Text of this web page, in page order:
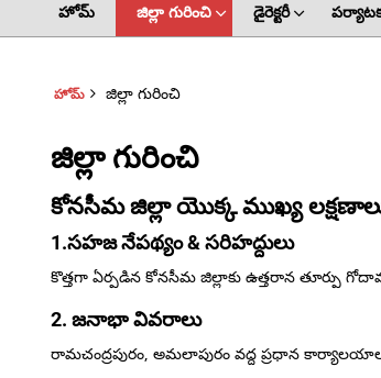
హోమ్ జిల్లా గురించి డైరెక్టరీ
హోమ్ జిల్లా గురించి
జిల్లా గురించి
కోనసీమ జిల్లా యొక్క ముఖ్య
1.సహజ నేపథ్యం & సరిహద్దులు
కొత్తగా ఏర్పడిన కోనసీమ జిల్లాకు ఉత్తరాన తూర్పు
2. జనాభా వివరాలు
రామచంద్రపురం, అమలాపురం వద్ద ప్రధాన